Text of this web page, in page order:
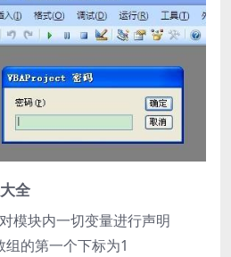
全
模块内一切变量进行声明
的第一个下标为1